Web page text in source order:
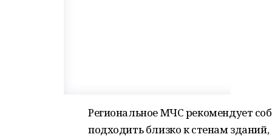
Региональное МЧС рекомендует
подходить близко к стенам